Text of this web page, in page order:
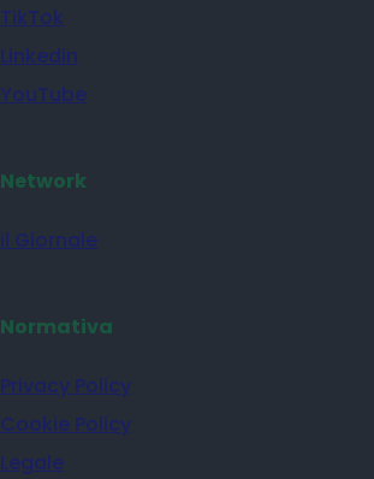
TikTok
Linkedin
YouTube
Network
il Giornale
Normativa
Privacy Policy
Cookie Policy
Legale